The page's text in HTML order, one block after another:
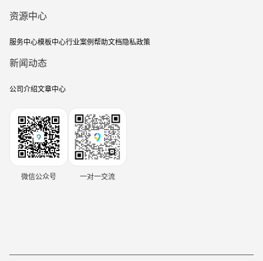
资源中心
服务中心模板中心行业案例帮助文档隐私政策
新闻动态
公司介绍文章中心
微信公众号 一对一交流